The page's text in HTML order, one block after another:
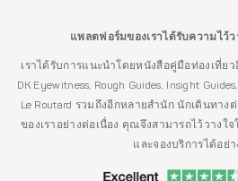
แพลตฟอร์มของเราได้รับความไว้
เราได้รับการแนะนำโดยหนังสือคู่มือท่องเที่ยว
DK Eyewitness, Rough Guides, Insight
Le Routard รวมถึงอีกหลายสำนัก นักเดินทา
ของเราอย่างต่อเนื่อง คุณจึงสามารถไว้วางใ
และจองบริการได้อย่า